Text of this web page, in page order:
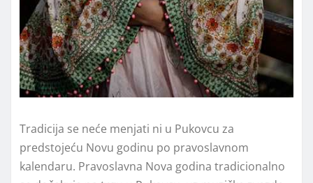
Tradicija se neće menjati ni u Pukovcu za
predstojeću Novu godinu po pravoslavnom
kalendaru. Pravoslavna Nova godina tradicionalno